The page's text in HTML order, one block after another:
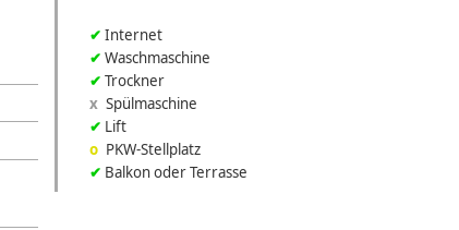
Internet
Waschmaschine
Trockner
Spülmaschine
Lift
PKW-Stellplatz
Balkon oder Terrasse